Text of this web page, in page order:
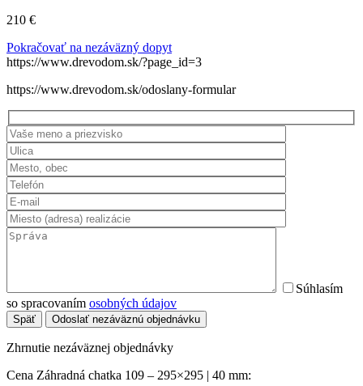
210 €
Pokračovať na nezáväzný dopyt
https://www.drevodom.sk/?page_id=3
https://www.drevodom.sk/odoslany-formular
Súhlasím
so spracovaním osobných údajov
Späť Odoslať nezáväznú objednávku
Zhrnutie nezáväznej objednávky
Cena Záhradná chatka 109 – 295×295 | 40 mm: